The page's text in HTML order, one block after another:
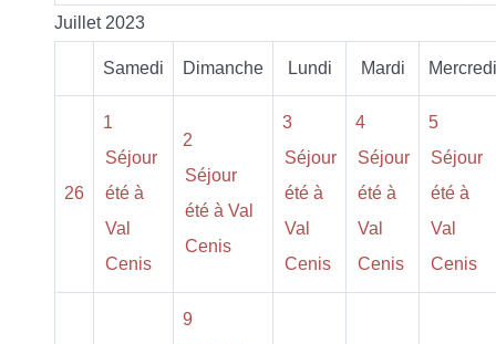
Juillet 2023
Samedi Dimanche Lundi Mardi Mercredi
26
1
Séjour
été à
Val
Cenis
2
Séjour
été à Val
Cenis
3
Séjour
été à
Val
Cenis
4
Séjour
été à
Val
Cenis
5
Séjour
été à
Val
Cenis
9